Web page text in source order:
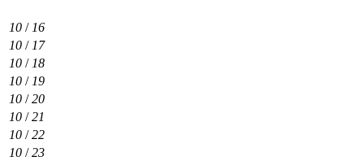
10 / 16
10 / 17
10 / 18
10 / 19
10 /20
10 /21
10 /22
10 /23